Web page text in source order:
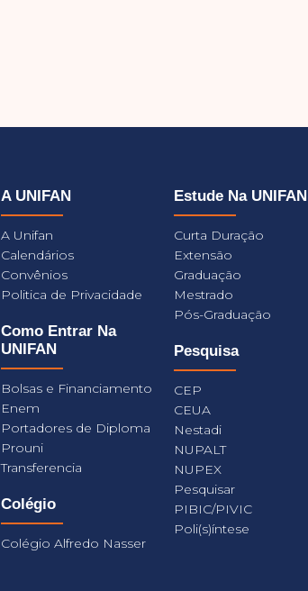
A UNIFAN
A Unifan
Calendários
Convênios
Politica de Privacidade
Como Entrar Na
UNIFAN
Bolsas e Financiamento
Enem
Portadores de Diploma
Prouni
Transferencia
Colégio
Colégio Alfredo Nasser
Estude Na UNIFAN
Curta Duração
Extensão
Graduação
Mestrado
Pós-Graduação
Pesquisa
CEP
CEUA
Nestadi
NUPALT
NUPEX
Pesquisar
PIBIC/PIVIC
Poli(s)íntese